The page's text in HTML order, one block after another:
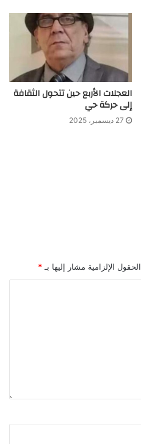
العجلات الأربع حين تتحول الثقافة
إلى حركة حي
27 ديسمبر، 2025
الحقول الإلزامية مشار إليها بـ *